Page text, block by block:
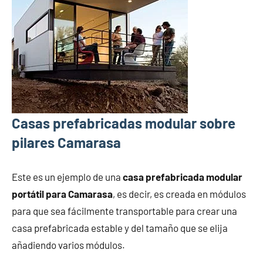
Casas prefabricadas modular sobre
pilares Camarasa
Este es un ejemplo de una casa prefabricada modular
portátil para Camarasa, es decir, es creada en módulos
para que sea fácilmente transportable para crear una
casa prefabricada estable y del tamaño que se elija
añadiendo varios módulos.